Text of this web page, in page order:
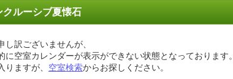
クルーシブ夏懐石
し訳ございませんが、
に空室カレンダーが表示ができない状態となっております。
りますが、 空室検索からお探しください。